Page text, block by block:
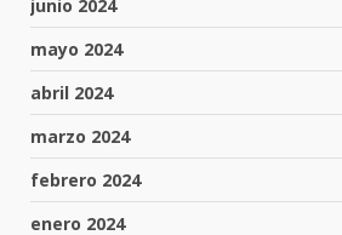
junio 2024
mayo 2024
abril 2024
marzo 2024
febrero 2024
enero 2024